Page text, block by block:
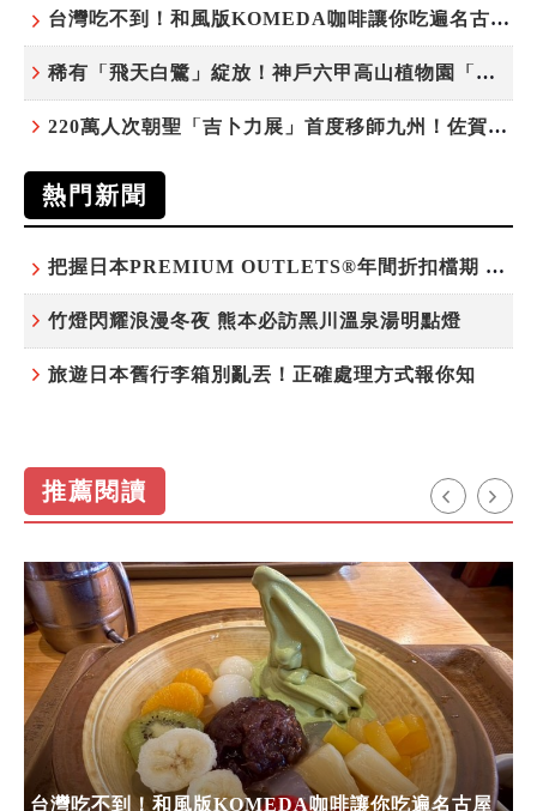
台灣吃不到！和風版KOMEDA咖啡讓你吃遍名古屋在地美食
稀有「飛天白鷺」綻放！神戶六甲高山植物園「鷺草」珍貴現身
220萬人次朝聖「吉卜力展」首度移師九州！佐賀站早鳥平日套票8/10搶先開賣
熱門新聞
把握日本PREMIUM OUTLETS®年間折扣檔期 越買越划算
竹燈閃耀浪漫冬夜 熊本必訪黑川溫泉湯明點燈
旅遊日本舊行李箱別亂丟！正確處理方式報你知
推薦閱讀
台灣吃不到！和風版KOMEDA咖啡讓你吃遍名古屋